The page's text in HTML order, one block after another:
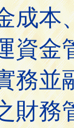
成本
資金
務並
財務